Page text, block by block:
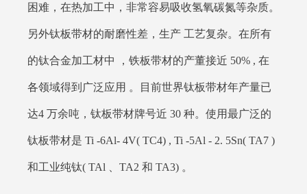
困难，在热加工中，非常容易吸收氢氧碳氮等杂质。
另外钛板带材的耐磨性差，生产 工艺复杂。在所有
的钛合金加工材中 ，铁板带材的产董接近 50% , 在
各领域得到广泛应用 。目前世界钛板带材年产量已
达4 万余吨，钛板带材牌号近 30 种。使用最广泛的
钛板带材是 Ti -6Al- 4V( TC4) , Ti -5Al - 2. 5Sn( TA7 )
和工业纯钛( TAl 、TA2 和 TA3) 。